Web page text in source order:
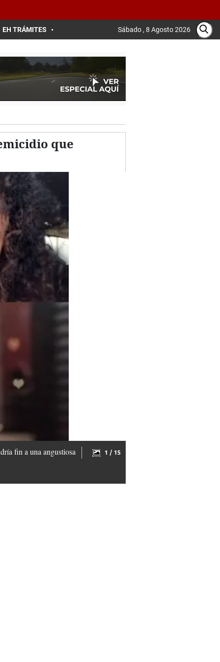
EH TRÁMITES Sábado , 8 Agosto 2026
que
fin a una angustiosa
1 / 15